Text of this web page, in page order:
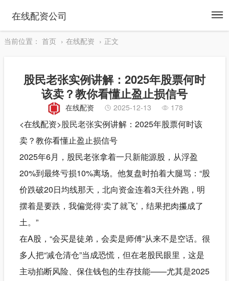
在线配资公司
当前位置： 首页 在线配资 正文
股民老张实例讲解：2025年股票何时
该卖？教你看懂止盈止损信号
在线配资 2025-12-13 178
<在线配资>股民老张实例讲解：2025年股票何时该
卖？教你看懂止盈止损信号
2025年6月，股民老张拿着一只新能源股，从浮盈
20%到最终亏损10%离场。他复盘时拍着大腿骂：“股
价跌破20日均线那天，北向资金连着3天往外跑，明
摆着是要跌，我偏觉得‘卖了就飞’，结果把肉攥成了
土。”
在A股，“会买是徒弟，会卖是师傅”从来不是空话。很
多人把“减仓清仓”当成恐慌，但在老股民眼里，这是
主动掐断风险、保住钱包的生存技能——尤其是2025